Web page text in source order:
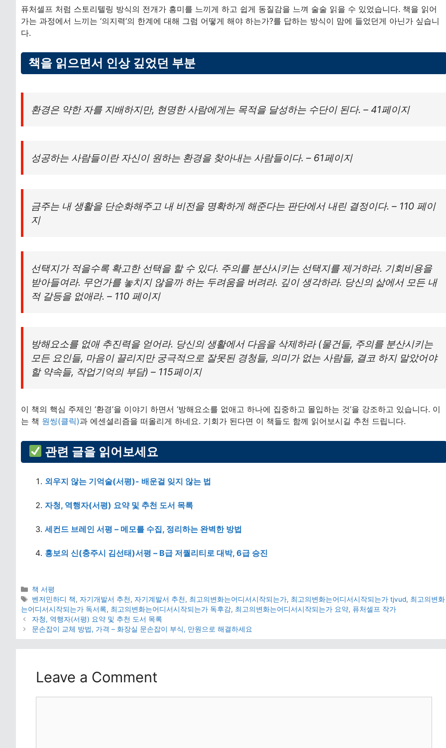
퓨처셀프 처럼 스토리텔링 방식의 전개가 흥미를 느끼게 하고 쉽게 동질감을 느껴 술술 읽을 수 있었습니다. 책을 읽어
가는 과정에서 느끼는 ‘의지력’의 한계에 대해 그럼 어떻게 해야 하는가?를 답하는 방식이 맘에 들었던게 아닌가 싶습니
다.
책을 읽으면서 인상 깊었던 부분
환경은 약한 자를 지배하지만, 현명한 사람에게는 목적을 달성하는 수단이 된다. – 41페이지
성공하는 사람들이란 자신이 원하는 환경을 찾아내는 사람들이다. – 61페이지
금주는 내 생활을 단순화해주고 내 비전을 명확하게 해준다는 판단에서 내린 결정이다. – 110 페이
지
선택지가 적을수록 확고한 선택을 할 수 있다. 주의를 분산시키는 선택지를 제거하라. 기회비용을
받아들여라. 무언가를 놓치지 않을까 하는 두려움을 버려라. 깊이 생각하라. 당신의 삶에서 모든 내
적 갈등을 없애라. – 110 페이지
방해요소를 없애 추진력을 얻어라. 당신의 생활에서 다음을 삭제하라 (물건들, 주의를 분산시키는
모든 요인들, 마음이 끌리지만 궁극적으로 잘못된 경청들, 의미가 없는 사람들, 결코 하지 말았어야
할 약속들, 작업기억의 부담) – 115페이지
이 책의 핵심 주제인 ‘환경’을 이야기 하면서 ‘방해요소를 없애고 하나에 집중하고 몰입하는 것’을 강조하고 있습니다. 이
는 책 원씽(클릭)과 에센셜리즘을 떠올리게 하네요. 기회가 된다면 이 책들도 함께 읽어보시길 추천 드립니다.
관련 글을 읽어보세요
외우지 않는 기억술(서평)- 배운걸 잊지 않는 법
자청, 역행자(서평) 요약 및 추천 도서 목록
세컨드 브레인 서평 – 메모를 수집, 정리하는 완벽한 방법
홍보의 신(충주시 김선태)서평 – B급 저퀄리티로 대박, 6급 승진
Categories
책 서평
Tags
벤저민하디 책, 자기개발서 추천, 자기계발서 추천, 최고의변화는어디서시작되는가, 최고의변화는어디서시작되는가 tjvud, 최고의변화
는어디서시작되는가 독서록, 최고의변화는어디서시작되는가 독후감, 최고의변화는어디서시작되는가 요약, 퓨처셀프 작가
자청, 역행자(서평) 요약 및 추천 도서 목록
문손잡이 교체 방법, 가격 – 화장실 문손잡이 부식, 만원으로 해결하세요
Leave a Comment